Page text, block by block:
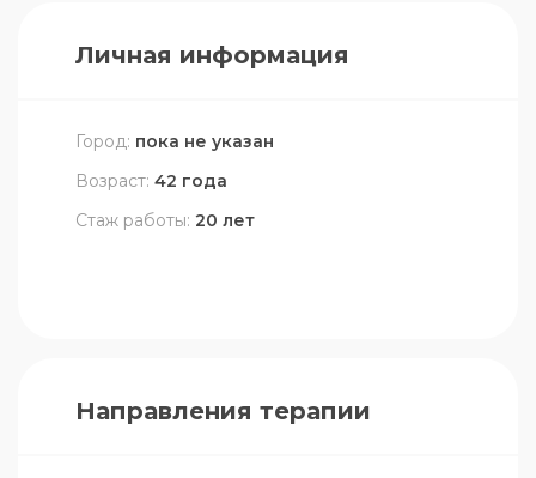
Личная информация
Город: пока не указан
Возраст: 42 года
Стаж работы: 20 лет
Направления терапии